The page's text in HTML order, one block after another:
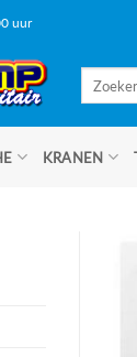
uur
KRANEN